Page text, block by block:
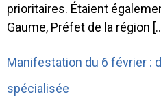
prioritaires. Étaient
Gaume, Préfet de la région
Manifestation du 6 février :
spécialisée